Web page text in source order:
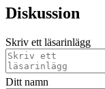
Diskussion
Skriv ett läsarinlägg
Ditt namn